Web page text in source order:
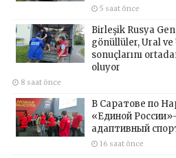
5 saat önce
Birleşik Rusya
gönüllüler, Ural ve
sonuçlarını
oluyor
8 saat önce
В Саратове по
«Единой
адаптивный
16 saat önce